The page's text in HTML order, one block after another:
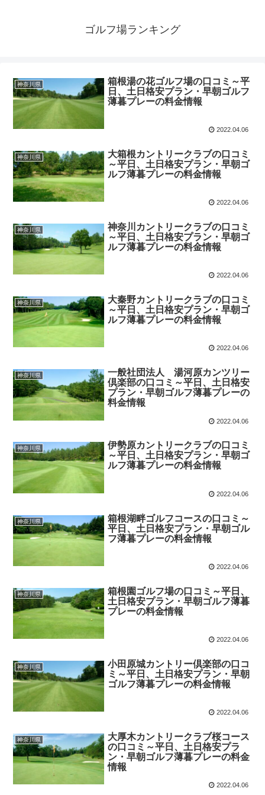
ゴルフ場ランキング
神奈川県
箱根湯の花ゴルフ場の口コミ～平
日、土日格安プラン・早朝ゴルフ
薄暮プレーの料金情報
2022.04.06
神奈川県
大箱根カントリークラブの口コミ
～平日、土日格安プラン・早朝ゴ
ルフ薄暮プレーの料金情報
2022.04.06
神奈川県
神奈川カントリークラブの口コミ
～平日、土日格安プラン・早朝ゴ
ルフ薄暮プレーの料金情報
2022.04.06
神奈川県
大秦野カントリークラブの口コミ
～平日、土日格安プラン・早朝ゴ
ルフ薄暮プレーの料金情報
2022.04.06
神奈川県
一般社団法人 湯河原カンツリー
倶楽部の口コミ～平日、土日格安
プラン・早朝ゴルフ薄暮プレーの
料金情報
2022.04.06
神奈川県
伊勢原カントリークラブの口コミ
～平日、土日格安プラン・早朝ゴ
ルフ薄暮プレーの料金情報
2022.04.06
神奈川県
箱根湖畔ゴルフコースの口コミ～
平日、土日格安プラン・早朝ゴル
フ薄暮プレーの料金情報
2022.04.06
神奈川県
箱根園ゴルフ場の口コミ～平日、
土日格安プラン・早朝ゴルフ薄暮
プレーの料金情報
2022.04.06
神奈川県
小田原城カントリー倶楽部の口コ
ミ～平日、土日格安プラン・早朝
ゴルフ薄暮プレーの料金情報
2022.04.06
神奈川県
大厚木カントリークラブ桜コース
の口コミ～平日、土日格安プラ
ン・早朝ゴルフ薄暮プレーの料金
情報
2022.04.06